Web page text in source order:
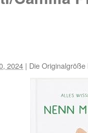
2024 | Die